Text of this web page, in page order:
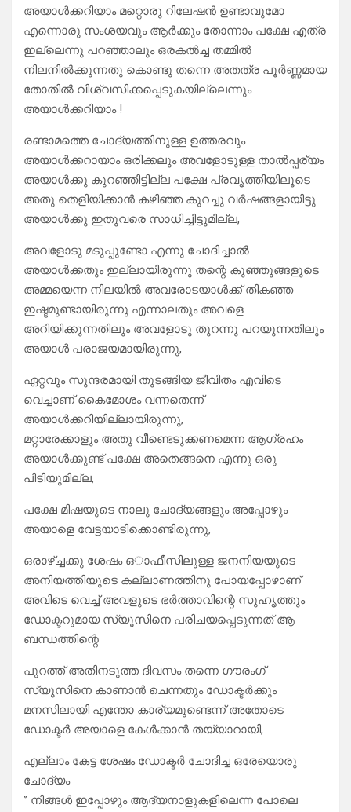
അയാൾക്കറിയാം മറ്റൊരു റിലേഷൻ ഉണ്ടാവുമോ
എന്നൊരു സംശയവും ആർക്കും തോന്നാം പക്ഷേ എത്ര
ഇല്ലെന്നു പറഞ്ഞാലും ഒരകൽച്ച തമ്മിൽ
നിലനിൽക്കുന്നതു കൊണ്ടു തന്നെ അതത്ര പൂർണ്ണമായ
തോതിൽ വിശ്വസിക്കപ്പെടുകയില്ലെന്നും
അയാൾക്കറിയാം !
രണ്ടാമത്തെ ചോദ്യത്തിനുള്ള ഉത്തരവും
അയാൾക്കറായാം ഒരിക്കലും അവളോടുള്ള താൽപ്പര്യം
അയാൾക്കു കുറഞ്ഞിട്ടില്ല പക്ഷേ പ്രവൃത്തിയിലൂടെ
അതു തെളിയിക്കാൻ കഴിഞ്ഞ കുറച്ചു വർഷങ്ങളായിട്ടു
അയാൾക്കു ഇതുവരെ സാധിച്ചിട്ടുമില്ല,
അവളോടു മടുപ്പുണ്ടോ എന്നു ചോദിച്ചാൽ
അയാൾക്കതും ഇല്ലായിരുന്നു തന്റെ കുഞ്ഞുങ്ങളുടെ
അമ്മയെന്ന നിലയിൽ അവരോടയാൾക്ക് തികഞ്ഞ
ഇഷ്ടമുണ്ടായിരുന്നു എന്നാലതും അവളെ
അറിയിക്കുന്നതിലും അവളോടു തുറന്നു പറയുന്നതിലും
അയാൾ പരാജയമായിരുന്നു,
ഏറ്റവും സുന്ദരമായി തുടങ്ങിയ ജീവിതം എവിടെ
വെച്ചാണ് കൈമോശം വന്നതെന്ന്
അയാൾക്കറിയില്ലായിരുന്നു,
മറ്റാരേക്കാളും അതു വീണ്ടെടുക്കണമെന്ന ആഗ്രഹം
അയാൾക്കുണ്ട് പക്ഷേ അതെങ്ങനെ എന്നു ഒരു
പിടിയുമില്ല,
പക്ഷേ മിഷയുടെ നാലു ചോദ്യങ്ങളും അപ്പോഴും
അയാളെ വേട്ടയാടിക്കൊണ്ടിരുന്നു,
ഒരാഴ്ച്ചക്കു ശേഷം ഒാഫീസിലുള്ള ജനനിയയുടെ
അനിയത്തിയുടെ കല്ലാണത്തിനു പോയപ്പോഴാണ്
അവിടെ വെച്ച് അവളുടെ ഭർത്താവിന്റെ സുഹൃത്തും
ഡോക്ടറുമായ സ്യൂസിനെ പരിചയപ്പെടുന്നത് ആ
ബന്ധത്തിന്റെ
പുറത്ത് അതിനടുത്ത ദിവസം തന്നെ ഗൗരംഗ്
സ്യൂസിനെ കാണാൻ ചെന്നതും ഡോക്ടർക്കും
മനസിലായി എന്തോ കാര്യമുണ്ടെന്ന് അതോടെ
ഡോക്ടർ അയാളെ കേൾക്കാൻ തയ്യാറായി,
എല്ലാം കേട്ട ശേഷം ഡോക്ടർ ചോദിച്ച ഒരേയൊരു
ചോദ്യം
” നിങ്ങൾ ഇപ്പോഴും ആദ്യനാളുകളിലെന്ന പോലെ